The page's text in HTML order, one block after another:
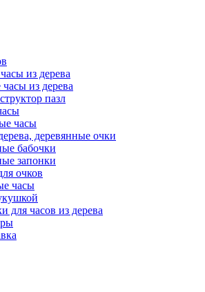
из дерева
из дерева
пазл
часы
деревянные очки
бабочки
запонки
очков
часы
для часов из дерева